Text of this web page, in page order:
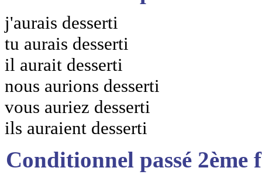
j'aurais desserti
tu aurais desserti
il aurait desserti
nous aurions desserti
vous auriez desserti
ils auraient desserti
Conditionnel passé 2ème